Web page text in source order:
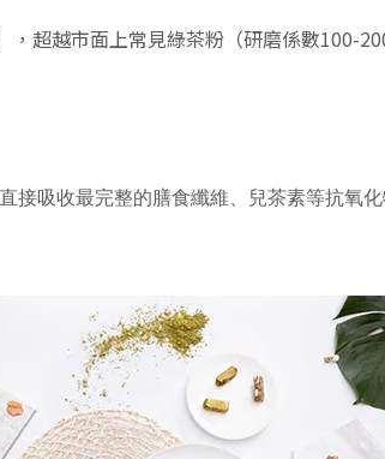
超越市面上常見綠茶粉（研磨係數100-
接吸收最完整的膳食纖維、兒茶素等抗氧化